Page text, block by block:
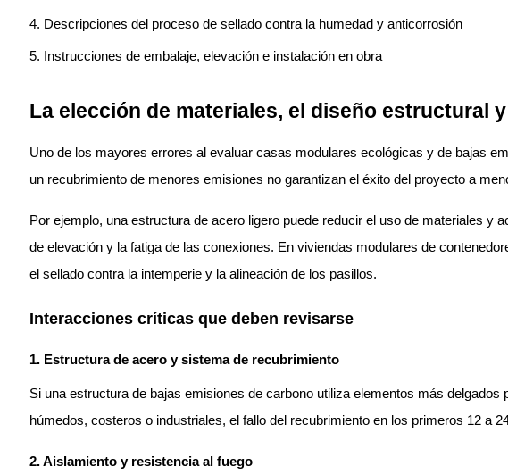
Descripciones del proceso de sellado contra la humedad y anticorrosión
Instrucciones de embalaje, elevación e instalación en obra
La elección de materiales, el diseño estructural
Uno de los mayores errores al evaluar casas modulares ecológicas y de bajas
un recubrimiento de menores emisiones no garantizan el éxito del proyecto a
Por ejemplo, una estructura de acero ligero puede reducir el uso de materiales y
de elevación y la fatiga de las conexiones. En viviendas modulares de
el sellado contra la intemperie y la alineación de los pasillos.
Interacciones críticas que deben revisarse
1. Estructura de acero y sistema de recubrimiento
Si una estructura de bajas emisiones de carbono utiliza elementos más
húmedos, costeros o industriales, el fallo del recubrimiento en los primeros 12 a
2. Aislamiento y resistencia al fuego